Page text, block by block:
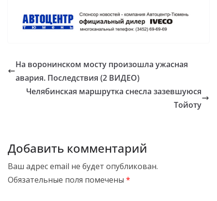
На воронинском мосту произошла ужасная
авария. Последствия (2 ВИДЕО)
Челябинская маршрутка снесла зазевшуюся
Тойоту
Добавить комментарий
Ваш адрес email не будет опубликован.
Обязательные поля помечены *